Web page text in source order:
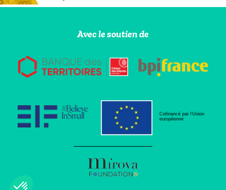
Avec le soutien de
Cofinancé par l’Union
européenne